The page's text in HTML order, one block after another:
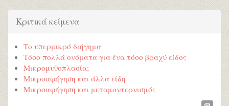
Κριτικά κείμενα
Το υπερμικρό διήγημα
Τόσο πολλά ονόματα για ένα τόσο βραχύ είδος
Μικρομυθοπλασία;
Μικροαφήγηση και άλλα είδη
Μικροαφήγηση και μεταμοντερνισμός